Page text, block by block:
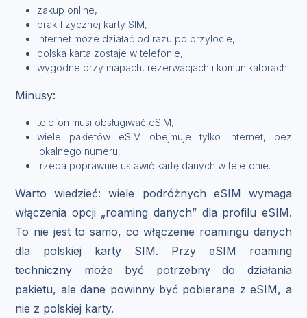
zakup online,
brak fizycznej karty SIM,
internet może działać od razu po przylocie,
polska karta zostaje w telefonie,
wygodne przy mapach, rezerwacjach i komunikatorach.
Minusy:
telefon musi obsługiwać eSIM,
wiele pakietów eSIM obejmuje tylko internet, bez
lokalnego numeru,
trzeba poprawnie ustawić kartę danych w telefonie.
Warto wiedzieć: wiele podróżnych eSIM wymaga
włączenia opcji „roaming danych” dla profilu eSIM.
To nie jest to samo, co włączenie roamingu danych
dla polskiej karty SIM. Przy eSIM roaming
techniczny może być potrzebny do działania
pakietu, ale dane powinny być pobierane z eSIM, a
nie z polskiej karty.